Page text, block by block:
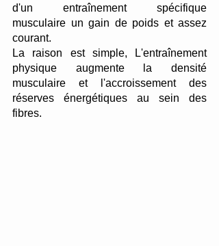
d'un entraînement spécifique
musculaire un gain de poids et assez
courant.
La raison est simple, L'entraînement
physique augmente la densité
musculaire et l'accroissement des
réserves énergétiques au sein des
fibres.